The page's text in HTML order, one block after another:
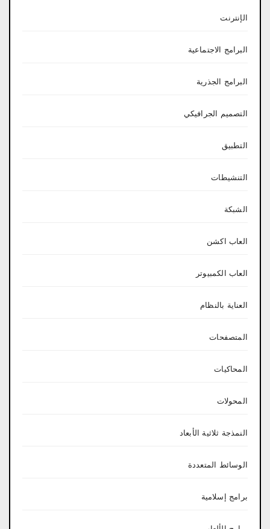
الإنترنت
البرامج الاجتماعية
البرامج الجذرية
التصميم الجرافيكي
التطبيق
التنشيطات
الشبكة
العاب اكشن
العاب الكمبيوتر
العناية بالنظام
المتصفحات
المحاكيات
المحولات
النمذجة ثلاثية الأبعاد
الوسائط المتعددة
برامج إسلامية